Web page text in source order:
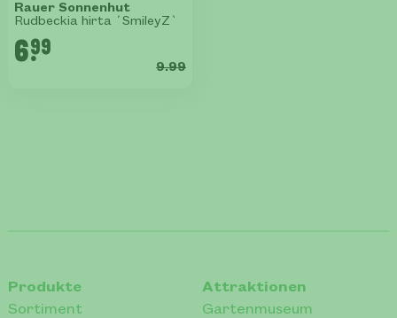
Rauer Sonnenhut
Rudbeckia hirta ´SmileyZ`
6.99
9.99
Produkte
Sortiment
Attraktionen
Gartenmuseum